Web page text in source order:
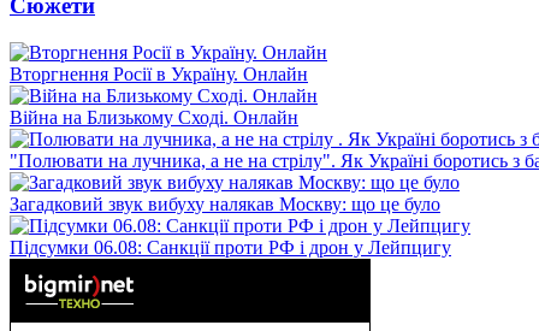
Сюжети
Вторгнення Росії в Україну. Онлайн
Війна на Близькому Сході. Онлайн
"Полювати на лучника, а не на стрілу". Як Україні боротись з
Загадковий звук вибуху налякав Москву: що це було
Підсумки 06.08: Санкції проти РФ і дрон у Лейпцигу